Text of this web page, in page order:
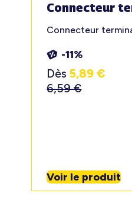
Connecteur
Connecteur
-11%
Dès 5,89€
6,59€
Voir le produit